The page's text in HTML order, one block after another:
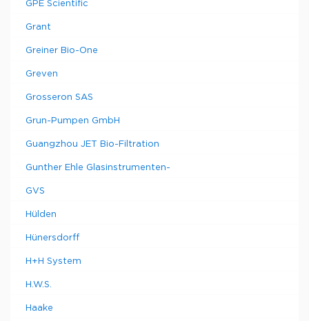
GPE Scientific
Grant
Greiner Bio-One
Greven
Grosseron SAS
Grun-Pumpen GmbH
Guangzhou JET Bio-Filtration
Gunther Ehle Glasinstrumenten-
GVS
Hülden
Hünersdorff
H+H System
H.W.S.
Haake